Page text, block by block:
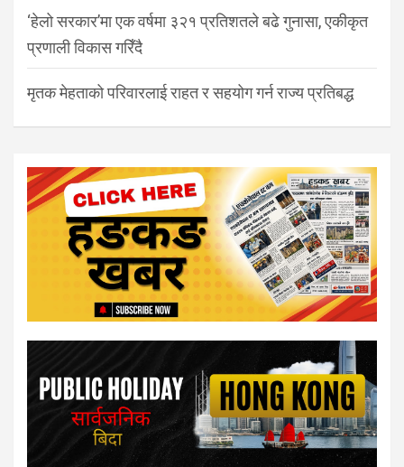
‘हेलो सरकार’मा एक वर्षमा ३२१ प्रतिशतले बढे गुनासा, एकीकृत
प्रणाली विकास गरिँदै
मृतक मेहताको परिवारलाई राहत र सहयोग गर्न राज्य प्रतिबद्ध